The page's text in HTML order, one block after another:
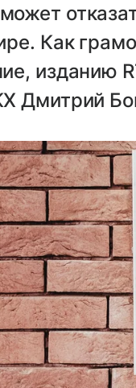
Как
изданию
Дмитрий